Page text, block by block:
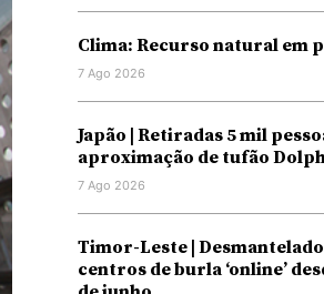
Clima: Recurso natural em
7 Ago 2026
Japão | Retiradas 5 mil
aproximação de tufão
7 Ago 2026
Timor-Leste |
centros de burla ‘online’